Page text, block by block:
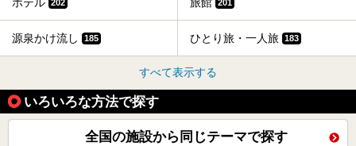
ホテル 202 旅館 201
源泉かけ流し 185 ひとり旅・一人旅 183
すべて表示する
いろいろな方法で探す
全国の施設から同じテーマで探す